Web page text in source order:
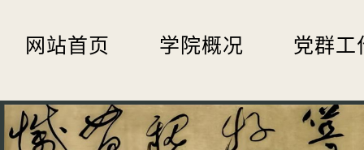
网站首页 学院概况 党群工